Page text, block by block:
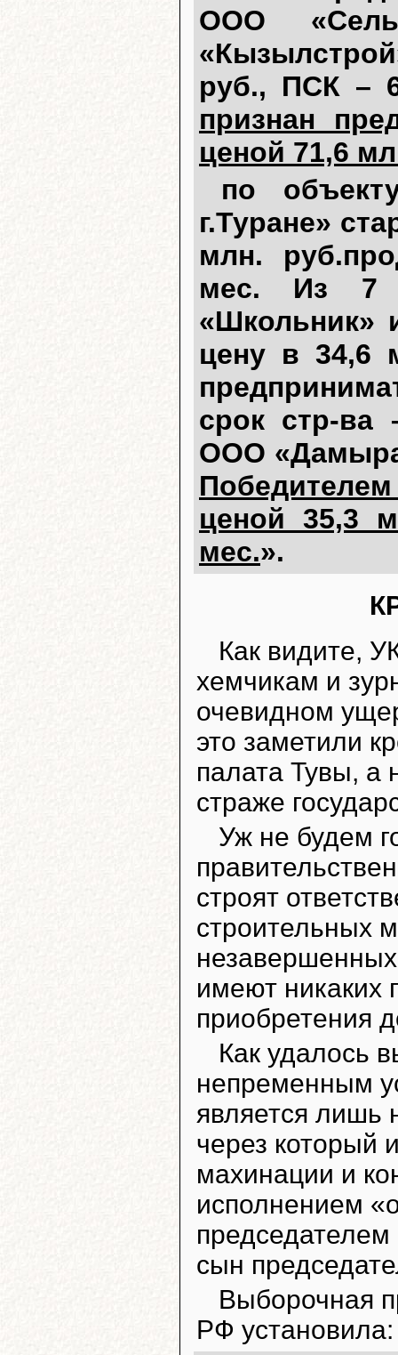
ООО
руб., ПСК –
признан
ценой 71,6
по
г.Туране»
млн.
мес. Из 7
«Школьник»
цену в 34,6
срок стр-
ООО
ценой 35,3
мес.».
Как видите,
хемчикам и
очевидном
это заметили
палата Тувы, а
страже
Уж не будем
строят
строительных
имеют никаких
приобретения
Как удалось
непременным
является лишь
через который
махинации и
исполнением
председателем
сын
Выборочная
РФ установила: